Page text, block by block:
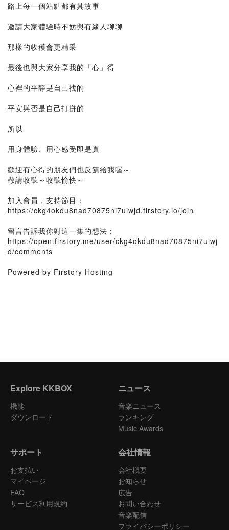
路上每一個站點都有其故事
邀請大家體驗時不妨與有緣人聊聊
那樣的收穫會更精采
最後也與大家分享我的「心」得
心裡的平靜是自己找的
平安與否是自己打拼的
所以
用身體驗、用心感受即是真
歡迎有心得的朋友們也反饋給我喔～
敬請收聽～收聽愉快～
加入會員，支持節目：
https://ckg4okdu8nad70875ni7uiwjd.firstory.io/join
留言告訴我你對這一集的想法：
https://open.firstory.me/user/ckg4okdu8nad70875ni7uiwj
d/comments
Powered by Firstory Hosting
Explore KKBOX
機能
ダウンロード
ニュース
音楽ニュース
ランキング
Music Awards
サポート
お支払い
マイページ
FAQ
サービス利用規約
会社情報
会社概要
お知らせ
広告
お問い合わせ
音楽配信
プライバシーポリシー